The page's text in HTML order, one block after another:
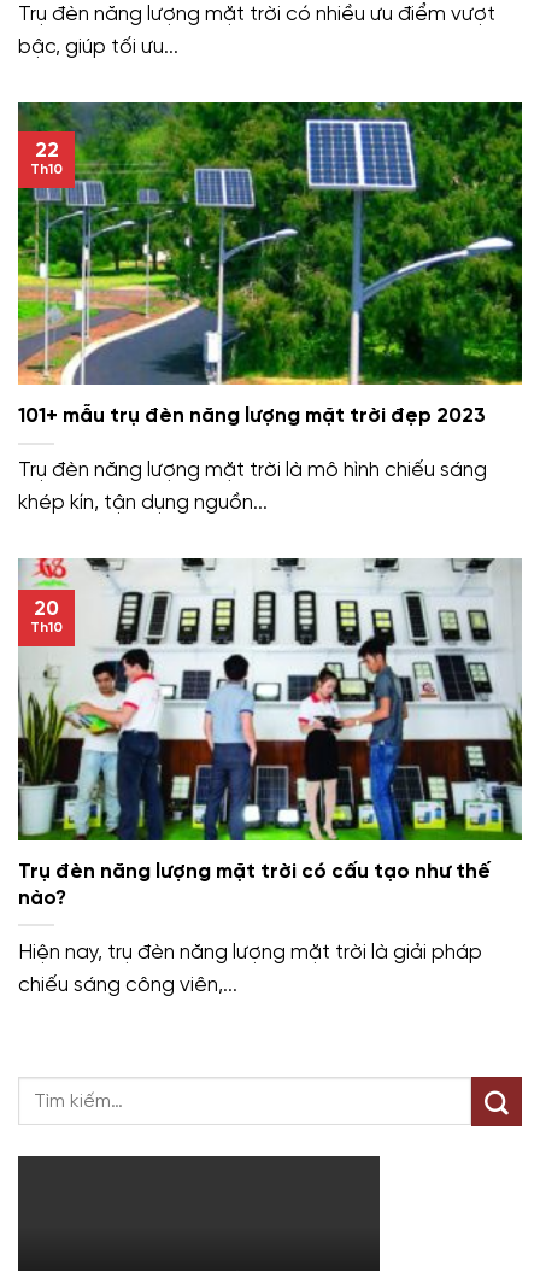
Trụ đèn năng lượng mặt trời có nhiều ưu điểm vượt
bậc, giúp tối ưu...
101+ mẫu trụ đèn năng lượng mặt trời đẹp 2023
Trụ đèn năng lượng mặt trời là mô hình chiếu sáng
khép kín, tận dụng nguồn...
22
Th10
Trụ đèn năng lượng mặt trời có cấu tạo như thế
nào?
Hiện nay, trụ đèn năng lượng mặt trời là giải pháp
chiếu sáng công viên,...
20
Th10